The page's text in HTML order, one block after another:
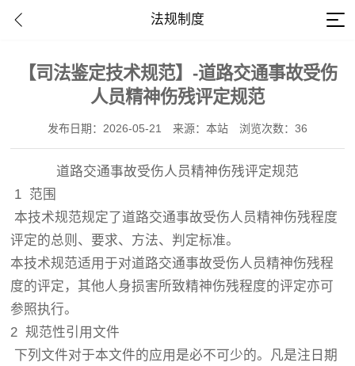
法规制度
【司法鉴定技术规范】-道路交通事故受伤
人员精神伤残评定规范
发布日期：2026-05-21 来源：本站 浏览次数：36
道路交通事故受伤人员精神伤残评定规范
1 范围
本技术规范规定了道路交通事故受伤人员精神伤残程度
评定的总则、要求、方法、判定标准。
本技术规范适用于对道路交通事故受伤人员精神伤残程
度的评定，其他人身损害所致精神伤残程度的评定亦可
参照执行。
2 规范性引用文件
下列文件对于本文件的应用是必不可少的。凡是注日期